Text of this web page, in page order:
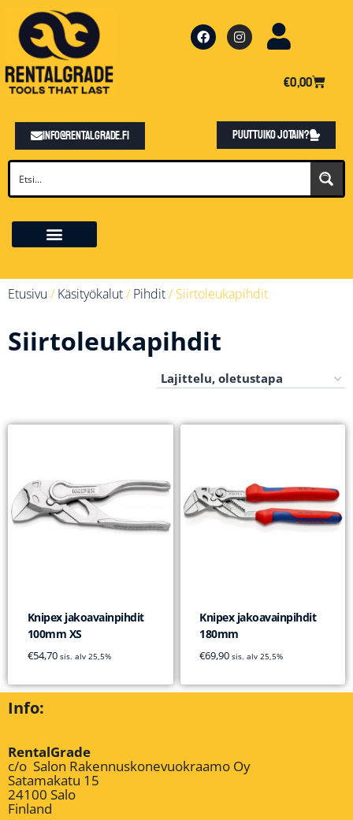
€0,00
info@rentalgrade.fi Puuttuiko jotain?
Etusivu / Käsityökalut/ Pihdit/ Siirtoleukapihdit
Siirtoleukapihdit
Knipex jakoavainpihdit
100mm XS
€54,70 sis. alv 25,5%
Knipex jakoavainpihdit
180mm
€69,90 sis. alv 25,5%
Info:
RentalGrade
c/o Salon Rakennuskonevuokraamo Oy
Satamakatu 15
24100 Salo
Finland